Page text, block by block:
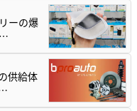
ーの爆
供給体